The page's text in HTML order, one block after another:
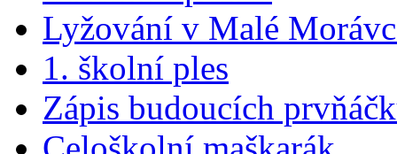
Lyžování v Malé
1. školní ples
Zápis budoucích